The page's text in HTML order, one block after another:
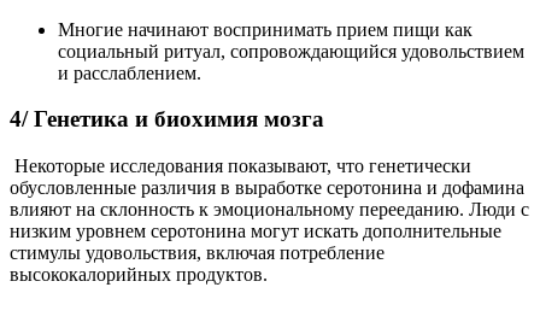
Многие начинают воспринимать прием пищи как
социальный ритуал, сопровождающийся удовольствием
и расслаблением.
4/ Генетика и биохимия мозга
Некоторые исследования показывают, что генетически
обусловленные различия в выработке серотонина и дофамина
влияют на склонность к эмоциональному перееданию. Люди с
низким уровнем серотонина могут искать дополнительные
стимулы удовольствия, включая потребление
высококалорийных продуктов.